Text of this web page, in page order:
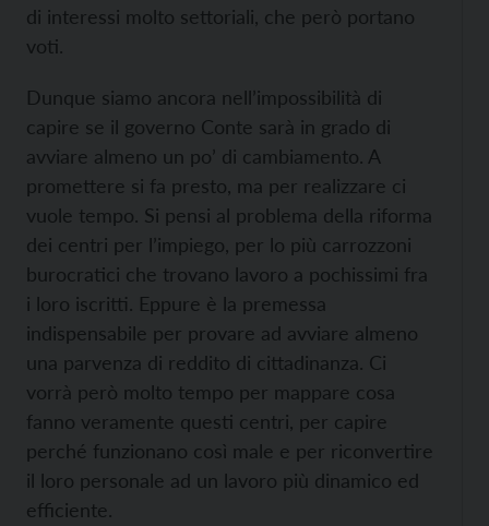
di interessi molto settoriali, che però portano
voti.
Dunque siamo ancora nell’impossibilità di
capire se il governo Conte sarà in grado di
avviare almeno un po’ di cambiamento. A
promettere si fa presto, ma per realizzare ci
vuole tempo. Si pensi al problema della riforma
dei centri per l’impiego, per lo più carrozzoni
burocratici che trovano lavoro a pochissimi fra
i loro iscritti. Eppure è la premessa
indispensabile per provare ad avviare almeno
una parvenza di reddito di cittadinanza. Ci
vorrà però molto tempo per mappare cosa
fanno veramente questi centri, per capire
perché funzionano così male e per riconvertire
il loro personale ad un lavoro più dinamico ed
efficiente.